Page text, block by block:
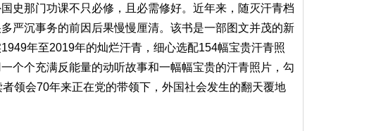
那门功课不只必修，且必需修好。近年来，随灭汗青档
严沉事务的前因后果慢慢厘清。该书是一部图文并茂的新
年至2019年的灿烂汗青，细心选配154幅宝贵汗青照
个个充满反能量的动听故事和一幅幅宝贵的汗青照片，勾
领会70年来正在党的带领下，外国社会发生的翻天覆地